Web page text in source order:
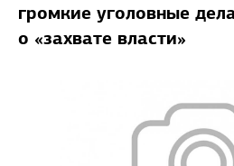
громкие уголовные
о «захвате власти»